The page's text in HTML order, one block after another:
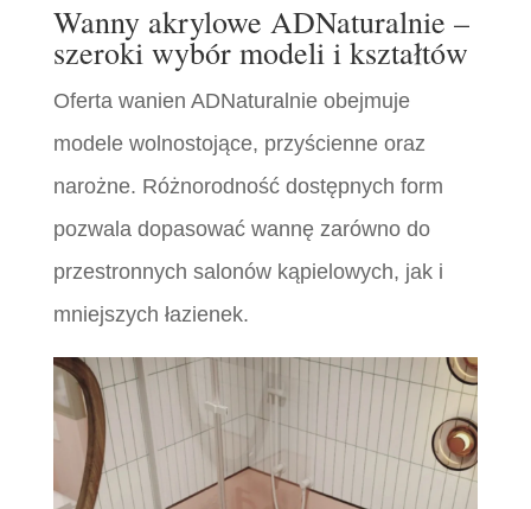
Wanny akrylowe ADNaturalnie –
szeroki wybór modeli i kształtów
Oferta wanien ADNaturalnie obejmuje
modele wolnostojące, przyścienne oraz
narożne. Różnorodność dostępnych form
pozwala dopasować wannę zarówno do
przestronnych salonów kąpielowych, jak i
mniejszych łazienek.